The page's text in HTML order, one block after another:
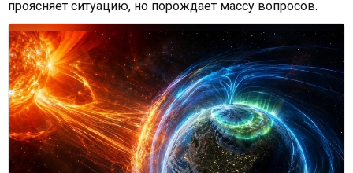
проясняет ситуацию, но порождает массу вопросов.